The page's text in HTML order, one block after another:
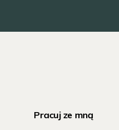
Pracuj ze mną